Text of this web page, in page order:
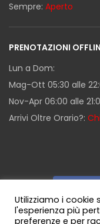
Sempre: Aperto
PRENOTAZIONI
Lun a Dom:
Mag-Ott 05:30 alle
Nov-Apr 06:00 alle
Arrivi Oltre Orario?:
Utilizziamo i
l'esperienza più
preferenze e per